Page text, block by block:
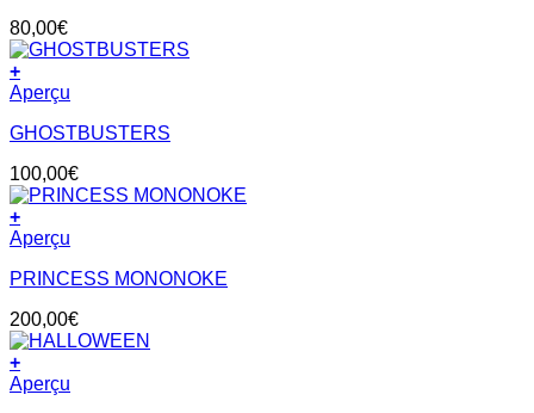
80,00€
+
Aperçu
GHOSTBUSTERS
100,00€
+
Aperçu
PRINCESS MONONOKE
200,00€
+
Aperçu